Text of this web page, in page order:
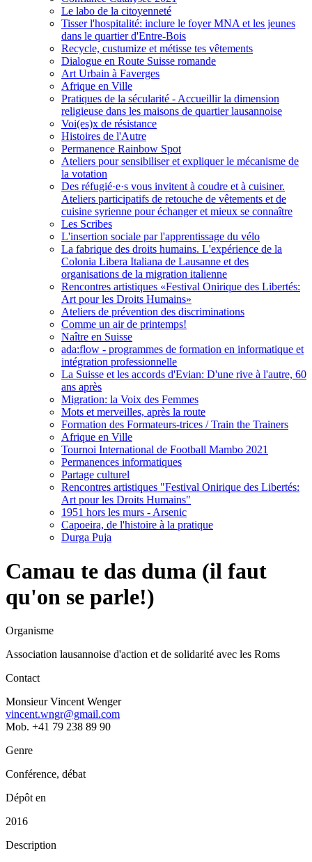
Le labo de la citoyenneté
Tisser l'hospitalité: inclure le foyer MNA et les jeunes
dans le quartier d'Entre-Bois
Recycle, custumize et métisse tes vêtements
Dialogue en Route Suisse romande
Art Urbain à Faverges
Afrique en Ville
Pratiques de la sécularité - Accueillir la dimension
religieuse dans les maisons de quartier lausannoise
Voi(es)x de résistance
Histoires de l'Autre
Permanence Rainbow Spot
Ateliers pour sensibiliser et expliquer le mécanisme de
la votation
Des réfugié·e·s vous invitent à coudre et à cuisiner.
Ateliers participatifs de retouche de vêtements et de
cuisine syrienne pour échanger et mieux se connaître
Les Scribes
L'insertion sociale par l'apprentissage du vélo
La fabrique des droits humains. L'expérience de la
Colonia Libera Italiana de Lausanne et des
organisations de la migration italienne
Rencontres artistiques «Festival Onirique des Libertés:
Art pour les Droits Humains»
Ateliers de prévention des discriminations
Comme un air de printemps!
Naître en Suisse
ada:flow - programmes de formation en informatique et
intégration professionnelle
La Suisse et les accords d'Evian: D'une rive à l'autre, 60
ans après
Migration: la Voix des Femmes
Mots et merveilles, après la route
Formation des Formateurs-trices / Train the Trainers
Afrique en Ville
Tournoi International de Football Mambo 2021
Permanences informatiques
Partage culturel
Rencontres artistiques "Festival Onirique des Libertés:
Art pour les Droits Humains"
1951 hors les murs - Arsenic
Capoeira, de l'histoire à la pratique
Durga Puja
Camau te das duma (il faut
qu'on se parle!)
Organisme
Association lausannoise d'action et de solidarité avec les Roms
Contact
Monsieur Vincent Wenger
vincent.wngr@gmail.com
Mob. +41 79 238 89 90
Genre
Conférence, débat
Dépôt en
2016
Description